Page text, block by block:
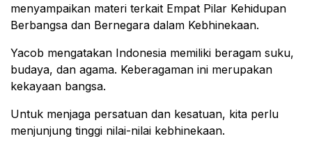
menyampaikan materi terkait Empat Pilar Kehidupan
Berbangsa dan Bernegara dalam Kebhinekaan.
Yacob mengatakan Indonesia memiliki beragam suku,
budaya, dan agama. Keberagaman ini merupakan
kekayaan bangsa.
Untuk menjaga persatuan dan kesatuan, kita perlu
menjunjung tinggi nilai-nilai kebhinekaan.